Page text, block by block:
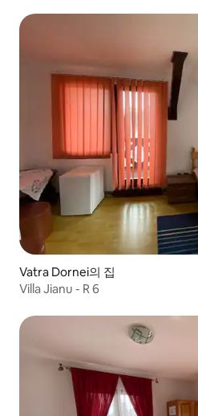
Vatra Dornei의 집
Villa Jianu - R 6